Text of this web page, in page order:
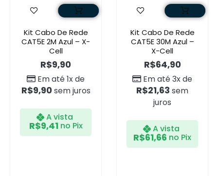
Kit Cabo De Rede
CAT5E 2M Azul – X-
Cell
R$9,90
Em até 1x de
R$9,90 sem juros
A vista
R$9,41 no Pix
Kit Cabo De Rede
CAT5E 30M Azul –
X-Cell
R$64,90
Em até 3x de
R$21,63 sem
juros
A vista
R$61,66 no Pix